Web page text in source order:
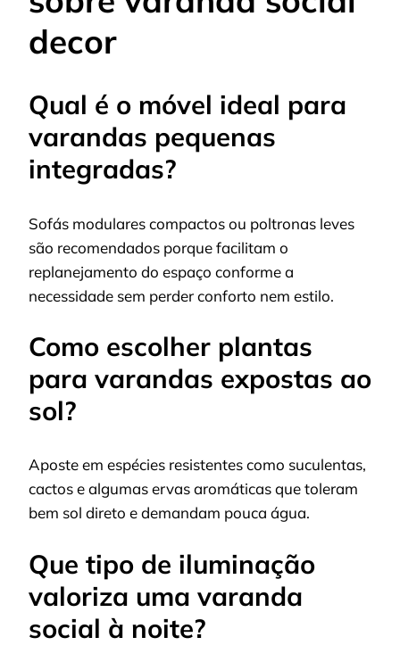
decor
Qual é o móvel ideal para
varandas pequenas
integradas?
Sofás modulares compactos ou poltronas leves
são recomendados porque facilitam o
replanejamento do espaço conforme a
necessidade sem perder conforto nem estilo.
Como escolher plantas
para varandas expostas ao
sol?
Aposte em espécies resistentes como suculentas,
cactos e algumas ervas aromáticas que toleram
bem sol direto e demandam pouca água.
Que tipo de iluminação
valoriza uma varanda
social à noite?